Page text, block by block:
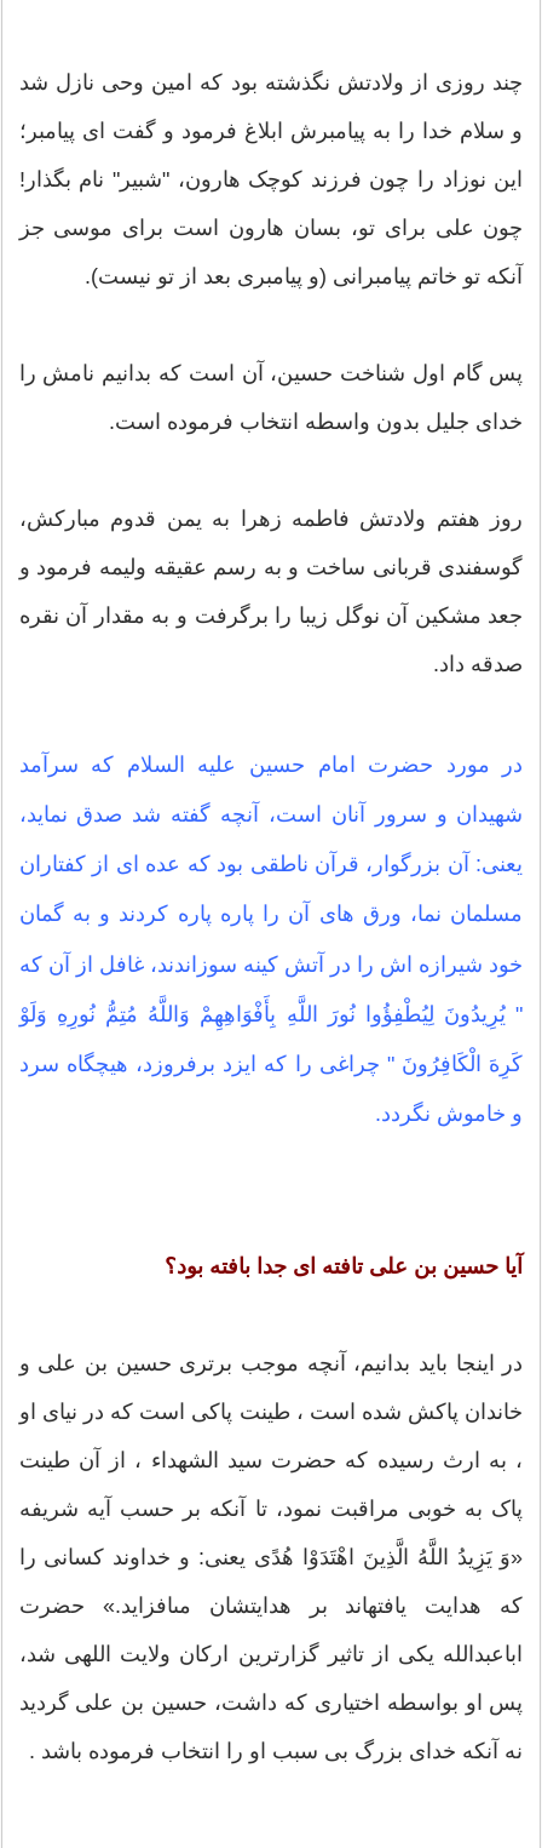
چند روزی از ولادتش نگذشته بود که امین وحی نازل شد
و سلام خدا را به پیامبرش ابلاغ فرمود و گفت ای پیامبر؛
این نوزاد را چون فرزند کوچک هارون، "شبیر" نام بگذار!
چون علی برای تو، بسان هارون است برای موسی جز
آنکه تو خاتم پیامبرانی (و پیامبری بعد از تو نیست).
پس گام اول شناخت حسین، آن است که بدانیم نامش را
خدای جلیل بدون واسطه انتخاب فرموده است.
روز هفتم ولادتش فاطمه زهرا به یمن قدوم مبارکش،
گوسفندی قربانی ساخت و به رسم عقیقه ولیمه فرمود و
جعد مشکین آن نوگل زیبا را برگرفت و به مقدار آن نقره
صدقه داد.
در مورد حضرت امام حسین علیه السلام که سرآمد
شهیدان و سرور آنان است، آنچه گفته شد صدق نماید،
یعنی: آن بزرگوار، قرآن ناطقی بود که عده ای از کفتاران
مسلمان نما، ورق های آن را پاره پاره کردند و به گمان
خود شیرازه اش را در آتش کینه سوزاندند، غافل از آن که
" یُرِیدُونَ لِیُطْفِؤُوا نُورَ اللَّهِ بِأَفْوَاهِهِمْ وَاللَّهُ مُتِمُّ نُورِهِ وَلَوْ
كَرِهَ الْكَافِرُونَ " چراغی را که ایزد برفروزد، هیچگاه سرد
و خاموش نگردد.
آیا حسین بن علی تافته ای جدا بافته بود؟
در اینجا باید بدانیم، آنچه موجب برتری حسین بن علی و
خاندان پاکش شده است ، طینت پاکی است که در نیای او
، به ارث رسیده که حضرت سید الشهداء ، از آن طینت
پاک به خوبی مراقبت نمود، تا آنکه بر حسب آیه شریفه
«وَ یَزِیدُ اللَّهُ الَّذِینَ اهْتَدَوْا هُدًى یعنی: و خداوند كسانى را
كه هدایت یافته‏اند بر هدایتشان مى‏افزاید.» حضرت
اباعبدالله یکی از تاثیر گزارترین ارکان ولایت اللهی شد،
پس او بواسطه اختیاری که داشت، حسین بن علی گردید
نه آنکه خدای بزرگ بی سبب او را انتخاب فرموده باشد .